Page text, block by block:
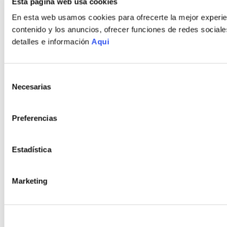
En esta web usamos cookies para ofrecerte la mejor
contenido y los anuncios, ofrecer funciones de redes
detalles e informaciónAqui
Necesarias
Preferencias
Estadística
Marketing
Política de Privacidad
Política de Cookies
Términos y Condiciones